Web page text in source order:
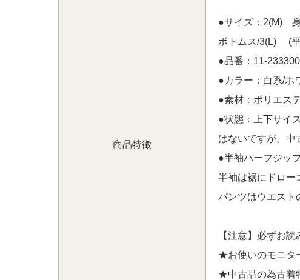
【中古 レディース テーラーメイド
ポロシャツ M 黒 ブラック ロゴ総柄】 をお買い上
【中古 レディース セン
ポロシャツ M 黒 ブラック ロゴ総柄】 をお買い上げ
商品特徴
●サイズ：2(M)
ボトムス/3(L) (平
●品番：11-
●カラー：白系/ホ
●素材：ポリエス
●状態：上下サイ
はないですが、中
●半袖ハーフジッ
半袖は裾にドロー
パンツはウエスト
【注意】必ずお読
★お使いのモニタ
★中古品の為古着